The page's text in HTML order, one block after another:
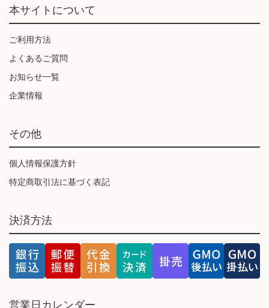
本サイトについて
ご利用方法
よくあるご質問
お知らせ一覧
企業情報
その他
個人情報保護方針
特定商取引法に基づく表記
決済方法
営業日カレンダー